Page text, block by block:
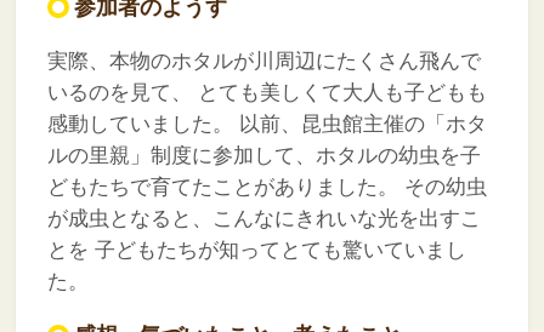
参加者のようす
実際、本物のホタルが川周辺にたくさん飛んで
いるのを見て、
とても美しくて大人も子どもも
感動していました。
以前、昆虫館主催の「ホタ
ルの里親」制度に参加して、ホタルの幼虫を子
どもたちで育てたことがありました。
その幼虫
が成虫となると、こんなにきれいな光を出すこ
とを 子どもたちが知ってとても驚いていまし
た。